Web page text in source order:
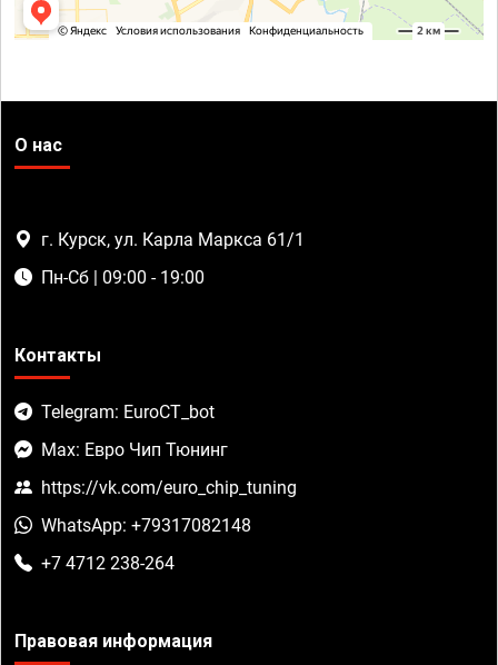
О нас
г. Курск, ул. Карла Маркса 61/1
Пн-Сб | 09:00 - 19:00
Контакты
Telegram: EuroCT_bot
Max: Евро Чип Тюнинг
https://vk.com/euro_chip_tuning
WhatsApp: +79317082148
+7 4712 238-264
Правовая информация